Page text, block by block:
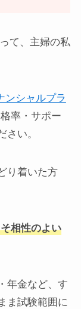
て、主婦の私
ンシャルプラ
率・サポー
さい。
り着いた方
相性のよい
年金など、す
ま試験範囲に